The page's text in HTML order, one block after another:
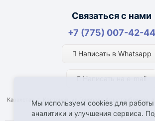
Связаться с нами
+7 (775) 007-42-44
Написать в Whatsapp
Написать на e-mail
Казахстан, г. Костанай, ул Генерала Арыстанбекова,
Мы используем cookies для работы
аналитики и улучшения сервиса.